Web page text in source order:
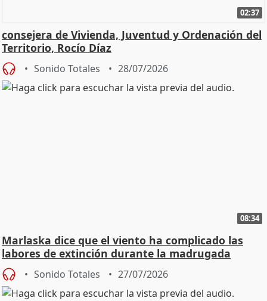
02:37
consejera de Vivienda, Juventud y Ordenación del
Territorio, Rocío Díaz
Sonido Totales 28/07/2026
08:34
Marlaska dice que el viento ha complicado las
labores de extinción durante la madrugada
Sonido Totales 27/07/2026